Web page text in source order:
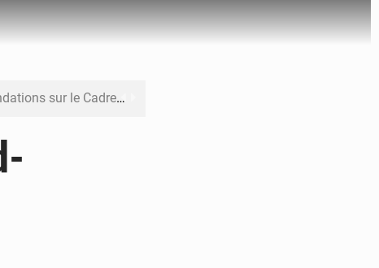
budgétaire 2027-2029
alimentaire
en faveur de la jeunesse